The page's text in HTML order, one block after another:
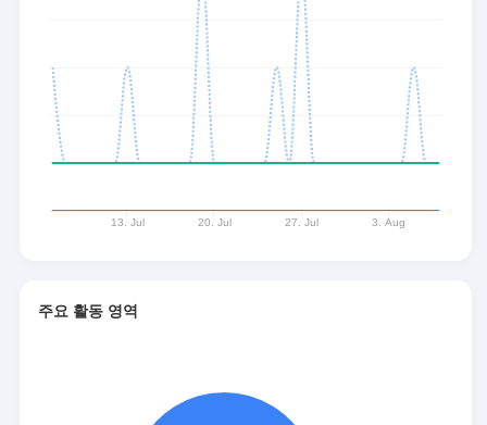
주요 활동 영역